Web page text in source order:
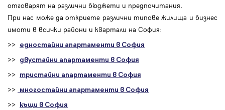
отговарят на различни бюджети и предпочитания.
При нас може да откриете различни типове жилища и бизнес
имоти в всички райони и квартали на София:
>> едностайни апартаменти в София
>> двустайни апартаменти в София
>> тристайни апартаменти в София
>> многостайни апартаменти в София
>> къщи в София